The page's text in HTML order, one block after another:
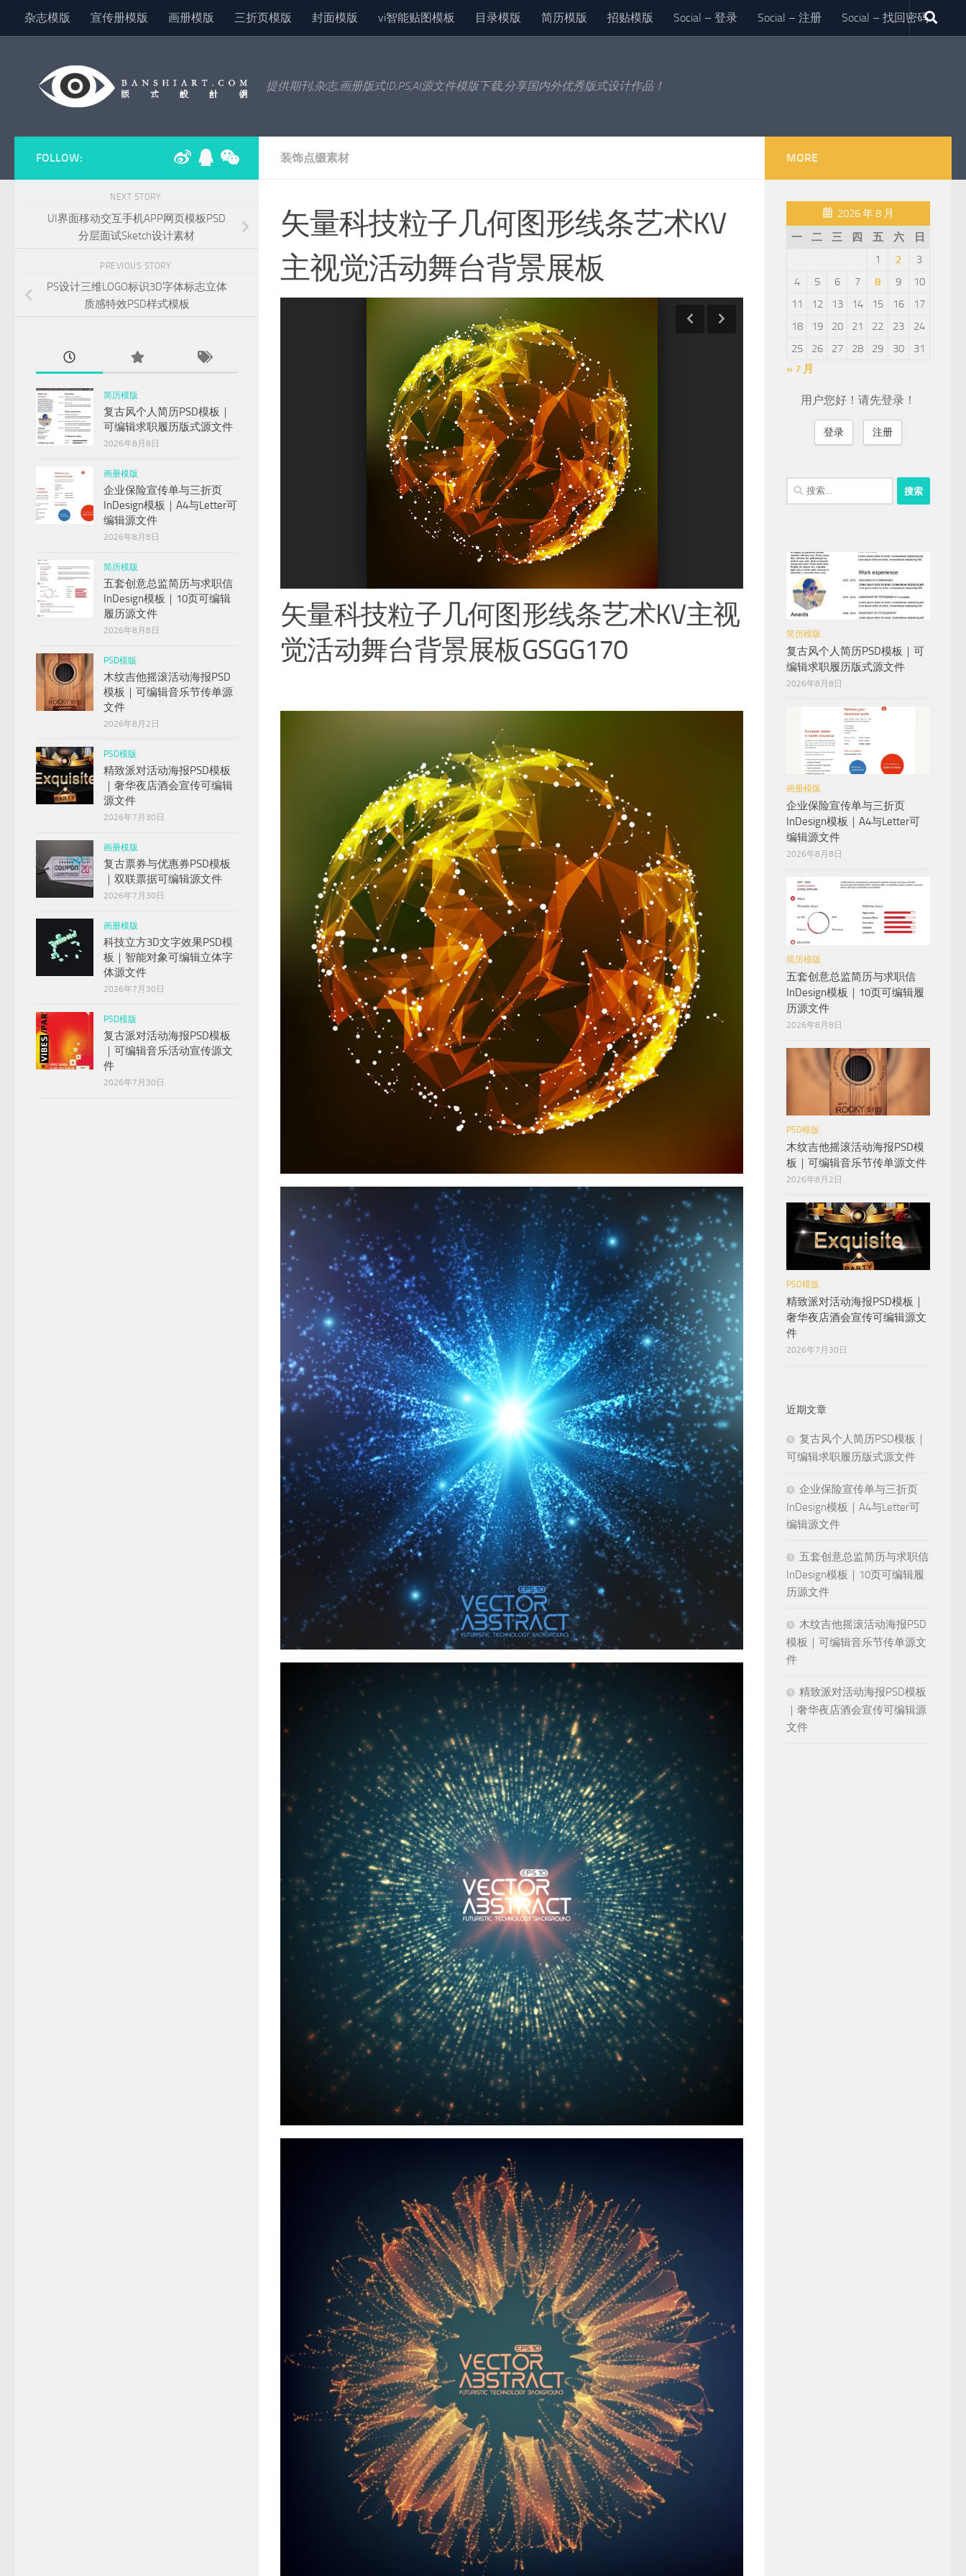
Skip to content
杂志模版 宣传册模版 画册模版 三折页模版 封面模版 vi智能贴图模板 目录模版 简历模版 招贴模版 Social – 登录 Social – 注册 Social – 找回密码
提供期刊,杂志,画册版式ID,PS,AI源文件模版下载,分享国内外优秀版式设计作品！
装饰点缀素材
矢量科技粒子几何图形线条艺术KV
主视觉活动舞台背景展板
1 2 3 4 5 6 7 8 9
矢量科技粒子几何图形线条艺术KV主视
觉活动舞台背景展板GSGG170
FOLLOW:
NEXT STORY
UI界面移动交互手机APP网页模板PSD
分层面试Sketch设计素材
PREVIOUS STORY
PS设计三维LOGO标识3D字体标志立体
质感特效PSD样式模板
简历模版
复古风个人简历PSD模板｜
可编辑求职履历版式源文件
2026年8月8日
画册模版
企业保险宣传单与三折页
InDesign模板｜A4与Letter可
编辑源文件
2026年8月8日
简历模版
五套创意总监简历与求职信
InDesign模板｜10页可编辑
履历源文件
2026年8月8日
PSD模版
木纹吉他摇滚活动海报PSD
模板｜可编辑音乐节传单源
文件
2026年8月2日
PSD模版
精致派对活动海报PSD模板
｜奢华夜店酒会宣传可编辑
源文件
2026年7月30日
画册模版
复古票券与优惠券PSD模板
｜双联票据可编辑源文件
2026年7月30日
画册模版
科技立方3D文字效果PSD模
板｜智能对象可编辑立体字
体源文件
2026年7月30日
PSD模版
复古派对活动海报PSD模板
｜可编辑音乐活动宣传源文
件
2026年7月30日
MORE
2026 年 8 月
一
二 三 四 五 六
日
1
2
3
4
5 6 7 8 9
10
11
12 13 14 15 16
17
18
19 20 21 22 23
24
25
26 27 28 29 30
31
« 7 月
用户您好！请先登录！
登录 注册
搜
索：
简历模版
复古风个人简历PSD模板｜可
编辑求职履历版式源文件
2026年8月8日
画册模版
企业保险宣传单与三折页
InDesign模板｜A4与Letter可
编辑源文件
2026年8月8日
简历模版
五套创意总监简历与求职信
InDesign模板｜10页可编辑履
历源文件
2026年8月8日
PSD模版
木纹吉他摇滚活动海报PSD模
板｜可编辑音乐节传单源文件
2026年8月2日
PSD模版
精致派对活动海报PSD模板｜
奢华夜店酒会宣传可编辑源文
件
2026年7月30日
近期文章
复古风个人简历PSD模板｜
可编辑求职履历版式源文件
企业保险宣传单与三折页
InDesign模板｜A4与Letter可
编辑源文件
五套创意总监简历与求职信
InDesign模板｜10页可编辑履
历源文件
木纹吉他摇滚活动海报PSD
模板｜可编辑音乐节传单源文
件
精致派对活动海报PSD模板
｜奢华夜店酒会宣传可编辑源
文件